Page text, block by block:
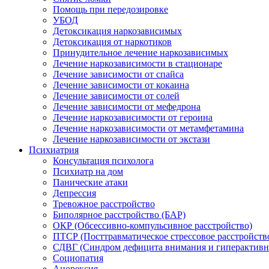
Помощь при передозировке
УБОД
Детоксикация наркозависимых
Детоксикация от наркотиков
Принудительное лечение наркозависимых
Лечение наркозависимости в стационаре
Лечение зависимости от спайса
Лечение зависимости от кокаина
Лечение зависимости от солей
Лечение зависимости от мефедрона
Лечение наркозависимости от героина
Лечение наркозависимости от метамфетамина
Лечение наркозависимости от экстази
Психиатрия
Консультация психолога
Психиатр на дом
Панические атаки
Депрессия
Тревожное расстройство
Биполярное расстройство (БАР)
ОКР (Обсессивно-компульсивное расстройство)
ПТСР (Посттравматическое стрессовое
СДВГ (Синдром дефицита внимания и
Социопатия